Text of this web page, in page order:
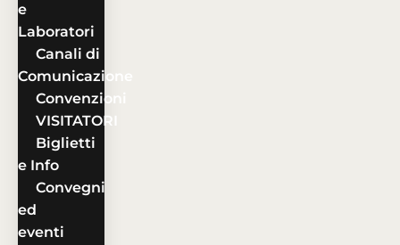
e
Laboratori
Canali di
Comunicazione
Convenzioni
VISITATORI
Biglietti
e Info
Convegni
ed
eventi